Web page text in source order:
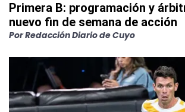
Primera B: programación y
nuevo fin de semana de acción
PorRedacción Diario de Cuyo